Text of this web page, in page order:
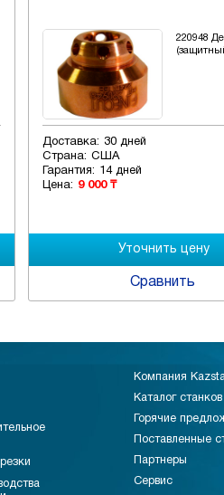
220948
Доставка: 30 дней
Страна: США
Гарантия: 14 дней
Цена: 9 000 ₸
Сравнить
Компания
Каталог станков
Горячие
Поставленные
Партнеры
Сервис